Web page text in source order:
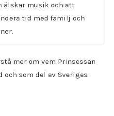
älskar musik och att
tid med familj och
mer om vem Prinsessan
som del av Sveriges